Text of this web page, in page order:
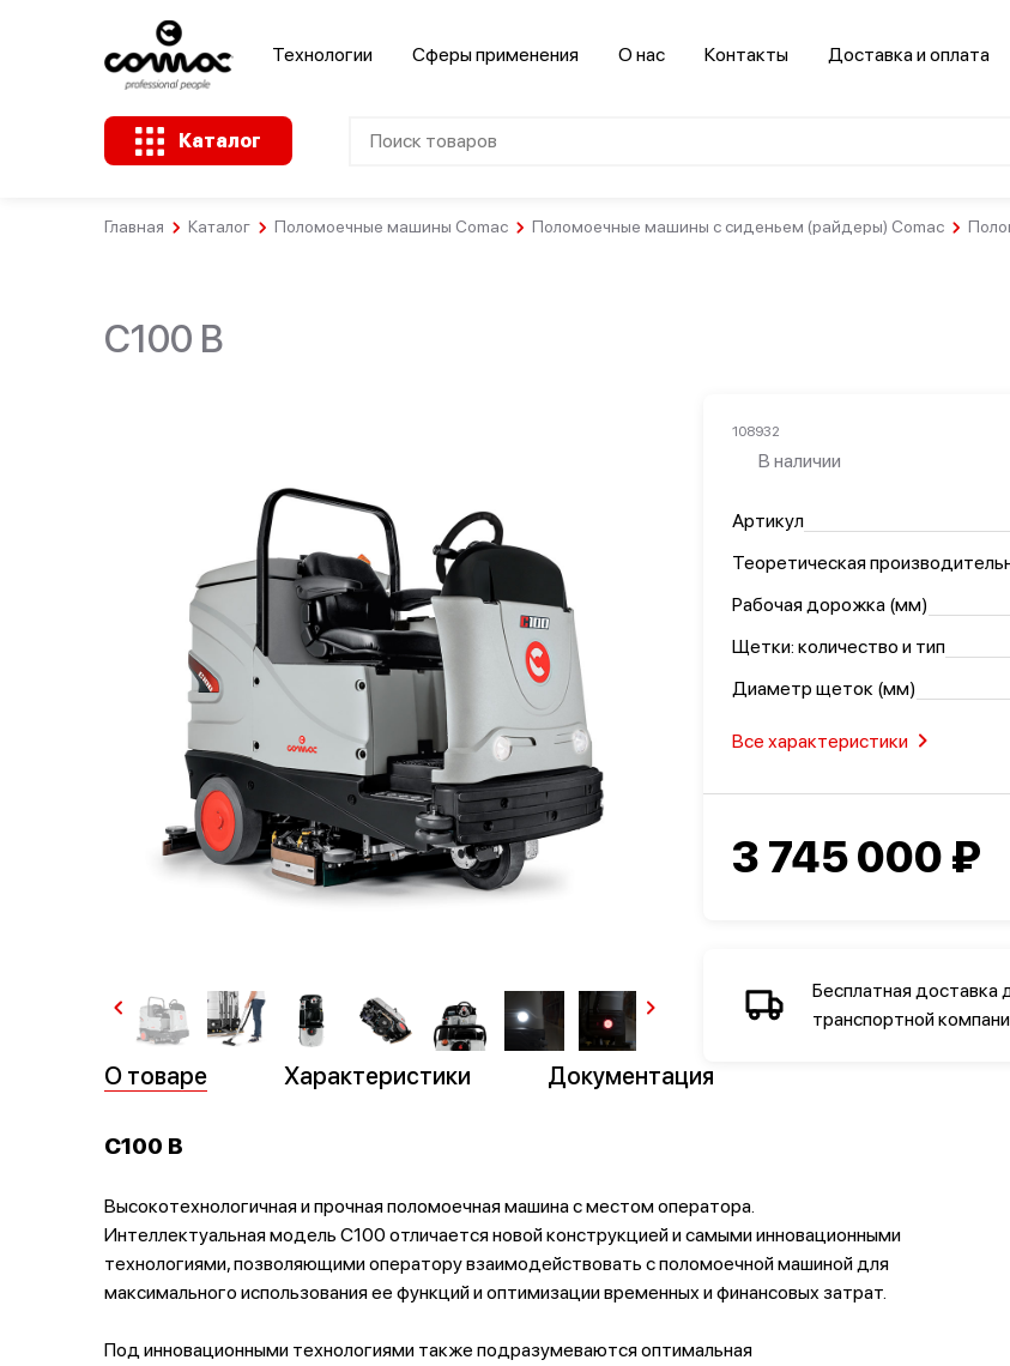
Технологии Сферы применения О нас Контакты Доставка и оплата
Каталог
Главная Каталог Поломоечные машины Comac Поломоечные машины с сиденьем (райдеры) Comac
C100 B
108932
В наличии
Артикул
Теоретическая
Рабочая дорожка (мм)
Щетки: количество и тип
Диаметр щеток (мм)
Все характеристики
3 745 000 ₽
Бесплатная доставка
транспортной
О товаре Характеристики Документация
C100 B
Высокотехнологичная и прочная поломоечная машина с местом оператора.
Интеллектуальная модель C100 отличается новой конструкцией и самыми инновационными
технологиями, позволяющими оператору взаимодействовать с поломоечной машиной для
максимального использования ее функций и оптимизации временных и финансовых затрат.
Под инновационными технологиями также подразумеваются оптимальная
назначения
Ремесленное
производство
розничные
Логистика